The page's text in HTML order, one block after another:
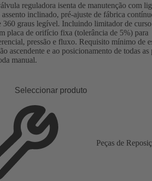
reguladora isenta de manutenção com
assento inclinado, pré-ajuste de fábrica
360 graus legível. Incluindo limitador de
placa de orifício fixa (tolerância de 5%) para
pressão e fluxo. Requisito mínimo de
ascendente e ao posicionamento de todas as
manual.
Seleccionar produto
Peças de